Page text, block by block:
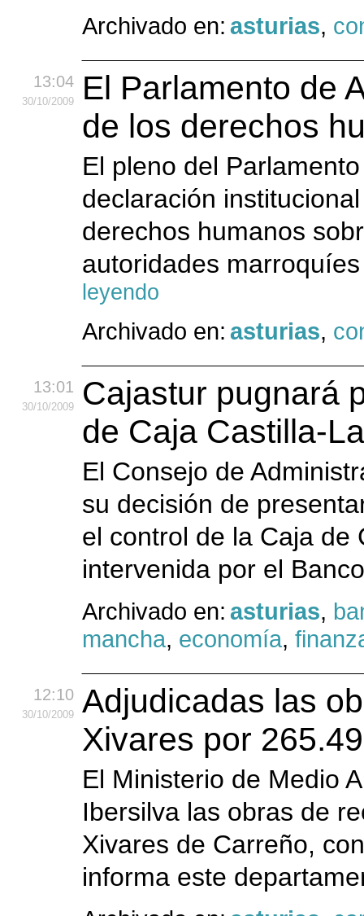
Archivado en: asturias,
13:04
30/10/2009
El Parlamento de
de los derechos
El pleno del
declaración
derechos humanos
autoridades
leyendo
Archivado en: asturias,
13:01
30/10/2009
Cajastur pugnará
de Caja Castilla-
El Consejo de
su decisión de
el control de la Caja de
intervenida por el
Archivado en: asturias,
mancha, economía,
12:10
30/10/2009
Adjudicadas las
Xivares por
El Ministerio de Medio
Ibersilva las obras de
Xivares de Carreño,
informa este